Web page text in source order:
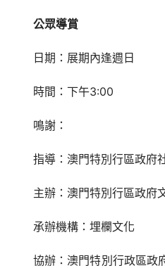
公眾導賞
日期：展期內逢週日
時間：下午3:00
鳴謝：
指導：澳門特別行區政府
主辦：澳門特別行區政府
承辦機構：埋欄文化
協辦：澳門特別行政區政